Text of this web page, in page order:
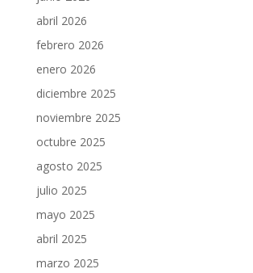
abril 2026
febrero 2026
enero 2026
diciembre 2025
noviembre 2025
octubre 2025
agosto 2025
julio 2025
mayo 2025
abril 2025
marzo 2025